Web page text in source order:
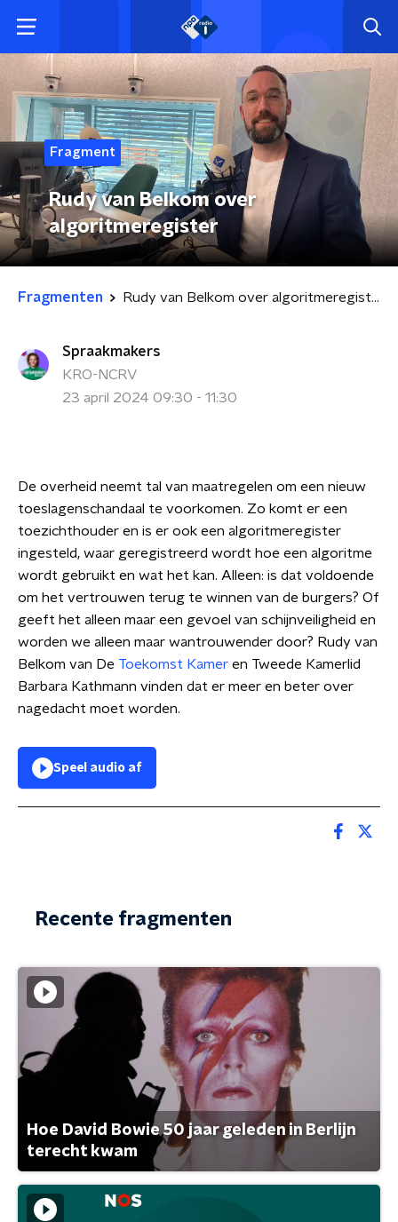
Fragment
Rudy van Belkom over
algoritmeregister
Fragmenten Rudy van Belkom over algoritmeregister
Spraakmakers
KRO-NCRV
23 april 2024 09:30 - 11:30
De overheid neemt tal van maatregelen om een nieuw
toeslagenschandaal te voorkomen. Zo komt er een
toezichthouder en is er ook een algoritmeregister
ingesteld, waar geregistreerd wordt hoe een algoritme
wordt gebruikt en wat het kan. Alleen: is dat voldoende
om het vertrouwen terug te winnen van de burgers? Of
geeft het alleen maar een gevoel van schijnveiligheid en
worden we alleen maar wantrouwender door? Rudy van
Belkom van De Toekomst Kamer en Tweede Kamerlid
Barbara Kathmann vinden dat er meer en beter over
nagedacht moet worden.
Speel audio af
Recente fragmenten
Hoe David Bowie 50 jaar geleden in Berlijn
terecht kwam